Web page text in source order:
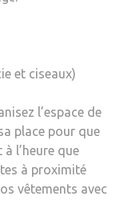
et ciseaux)
l’espace de
place pour que
l’heure que
à proximité
vêtements avec